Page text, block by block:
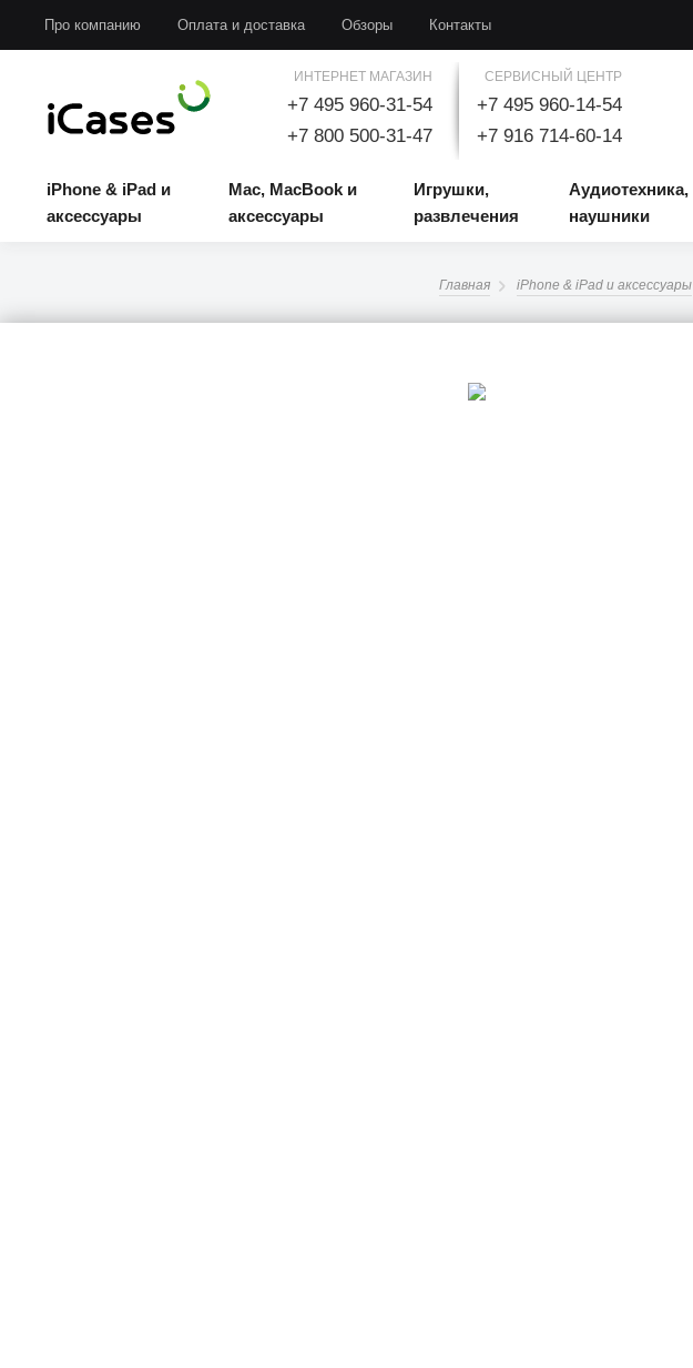
Про компанию Оплата и доставка Обзоры Контакты
ИНТЕРНЕТ МАГАЗИН
+7 495 960-31-54
+7 800 500-31-47
СЕРВИСНЫЙ ЦЕНТР
+7 495 960-14-54
+7 916 714-60-14
iPhone & iPad и
аксессуары
Mac, MacBook и
аксессуары
Игрушки,
развлечения
Аудиотехника,
наушники
Главная iPhone & iPad и аксессуары